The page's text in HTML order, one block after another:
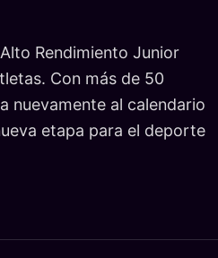
Rendimiento Junior
Con más de 50
nuevamente al calendario
etapa para el deporte